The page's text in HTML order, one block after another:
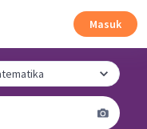
Masuk